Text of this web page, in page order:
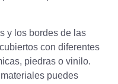
y los bordes de las
con diferentes
piedras o vinilo.
materiales puedes